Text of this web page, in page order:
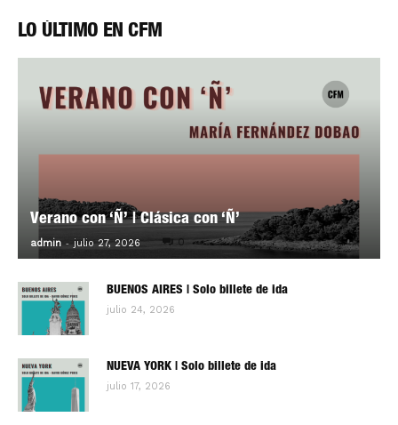
LO ÚLTIMO EN CFM
Verano con ‘Ñ’ | Clásica con ‘Ñ’
admin - julio 27, 2026 0
BUENOS AIRES | Solo billete de ida
julio 24, 2026
NUEVA YORK | Solo billete de ida
julio 17, 2026